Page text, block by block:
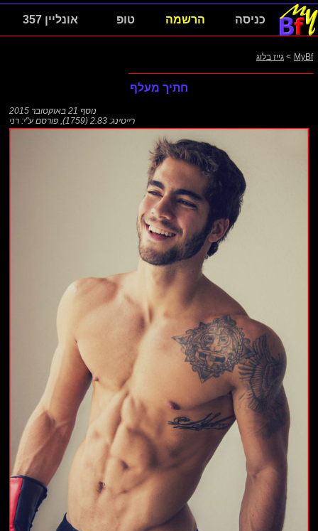
כניסה הרשמה טופ אונליין 357
MyBf
> גייז בלוג
חתיך מעלף
נוסף 21 באוקטובר 2015
רייטינג: 2.83 (1759)
, פורסם ע"י: רני